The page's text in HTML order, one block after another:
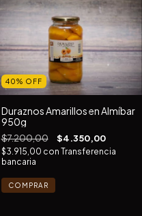
40% OFF
Duraznos Amarillos en Almíbar
950g
$7.200,00 $4.350,00
$3.915,00 con Transferencia
bancaria